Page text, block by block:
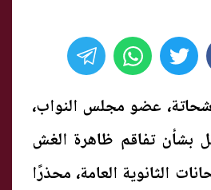
عضو مجلس النواب،
بشأن تفاقم ظاهرة الغش
الثانوية العامة، محذرًا